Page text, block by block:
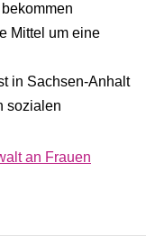
Mittel um eine
in Sachsen-Anhalt
sozialen
an Frauen